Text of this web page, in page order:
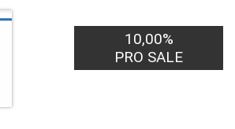
10,00%
PRO SALE